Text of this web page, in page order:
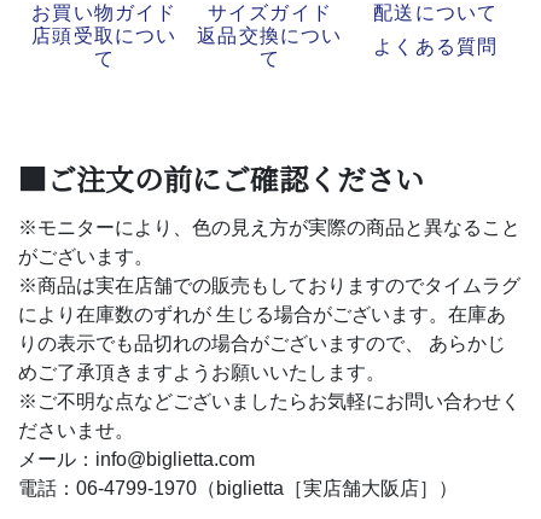
お買い物ガイド サイズガイド
配送について
店頭受取につい
て
返品交換につい
て
よくある質問
■ご注文の前にご確認ください
※モニターにより、色の見え方が実際の商品と異なること
がございます。
※商品は実在店舗での販売もしておりますのでタイムラグ
により在庫数のずれが 生じる場合がございます。在庫あ
りの表示でも品切れの場合がございますので、 あらかじ
めご了承頂きますようお願いいたします。
※ご不明な点などございましたらお気軽にお問い合わせく
ださいませ。
メール：info@biglietta.com
電話：06-4799-1970（biglietta［実店舗大阪店］）